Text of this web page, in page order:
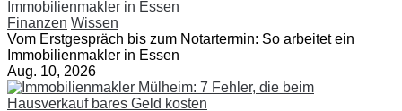
Finanzen Wissen
Vom Erstgespräch bis zum Notartermin: So arbeitet ein
Immobilienmakler in Essen
Aug. 10, 2026